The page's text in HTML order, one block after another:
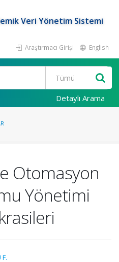
Veri Yönetim Sistemi
Araştırmacı Girişi English
Detaylı Arama
Otomasyon
Yönetimi